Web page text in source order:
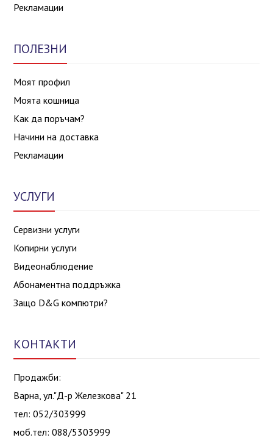
Рекламации
ПОЛЕЗНИ
Моят профил
Моята кошница
Как да поръчам?
Начини на доставка
Рекламации
УСЛУГИ
Сервизни услуги
Копирни услуги
Видеонаблюдение
Абонаментна поддръжка
Защо D&G компютри?
КОНТАКТИ
Продажби:
Варна, ул."Д-р Железкова" 21
тел: 052/303999
моб.тел: 088/5303999